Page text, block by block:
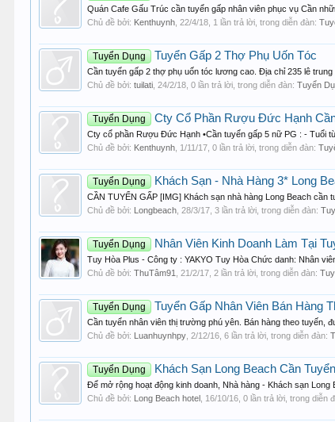
Quán Cafe Gấu Trúc cần tuyển gấp nhân viên phục vụ Cần
Chủ đề bởi: Kenthuynh ,22/4/18 , 1 lần trả lời, trong diễn đàn:
Tuyển Dụng Tuyển Gấp 2 Thợ Phụ Uốn Tóc
Cần tuyển gấp 2 thợ phụ uốn tóc lương cao. Địa chỉ 235 lê
Chủ đề bởi:tuilati ,24/2/18 , 0 lần trả lời, trong diễn đàn:Tuyển
Tuyển Dụng Cty Cổ Phần Rượu Đức Hạnh
Cty cổ phần Rượu Đức Hạnh •Cần tuyển gấp 5 nữ PG : - Tuổi
Chủ đề bởi: Kenthuynh 1/11/17 , 0 lần trả lời, trong diễn đàn:
Tuyển Dụng Khách Sạn - Nhà Hàng 3* Long
CẦN TUYỂN GẤP [IMG] Khách sạn nhà hàng Long Beach cần
Chủ đề bởi: Longbeach ,28/3/17 , 3 lần trả lời, trong diễn đàn:
Tuyển Dụng Nhân Viên Kinh Doanh Làm Tại
Tuy Hòa Plus - Công ty : YAKYO Tuy Hòa Chức danh: Nhân
Chủ đề bởi:ThuTâm91 ,21/2/17 , 2 lần trả lời, trong diễn đàn:
Tuyển Dụng Tuyển Gấp Nhân Viên Bán Hàng
Cần tuyển nhân viên thị trường phú yên. Bán hàng theo tuyến,
Chủ đề bởi: Luanhuynhpy ,2/12/16 , 6 lần trả lời, trong diễn đàn:
Tuyển Dụng Khách Sạn Long Beach Cần
Để mở rộng hoạt động kinh doanh, Nhà hàng - Khách sạn
Chủ đề bởi: Long Beach hotel 16/10/16 , 0 lần trả lời, trong diễn